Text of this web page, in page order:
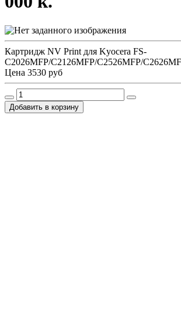
Картридж NV Print для Kyocera FS-
C2026MFP/C2126MFP/C2526MFP/
Цена 3530 руб